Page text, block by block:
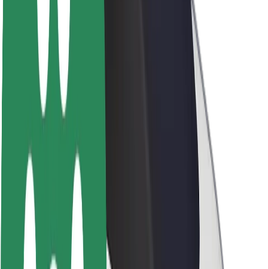
Σχετικά με τη Bolt
Βιωσιμότητα στη Bolt
Project Zero
Blog
Κέντρο Τύπου
Σχέσεις με Επενδυτές
Ηγεσία
Μάρκα
Μέσα ενημέρωσης
Urban Fund
Ασφάλεια